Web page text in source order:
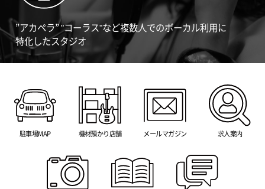
”アカペラ” "コーラス"など複数人でのボーカル利用に
特化したスタジオ
駐車場MAP 機材預かり店舗 メールマガジン 求人案内